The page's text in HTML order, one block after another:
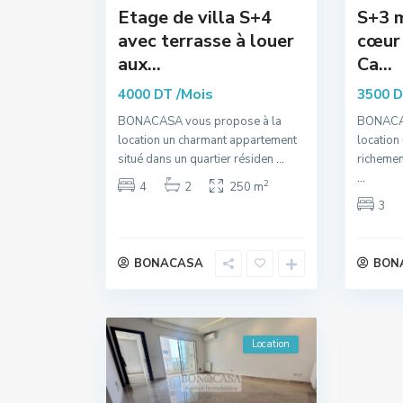
Etage de villa S+4
avec terrasse à louer
aux...
4000 DT/Mois
BONACASA vous propose à la
location un charmant appartement
situé dans un quartier résiden ...
4
2 250 m2
BONACASA
S+3
cœur
Ca...
3500
location
...
3
Location